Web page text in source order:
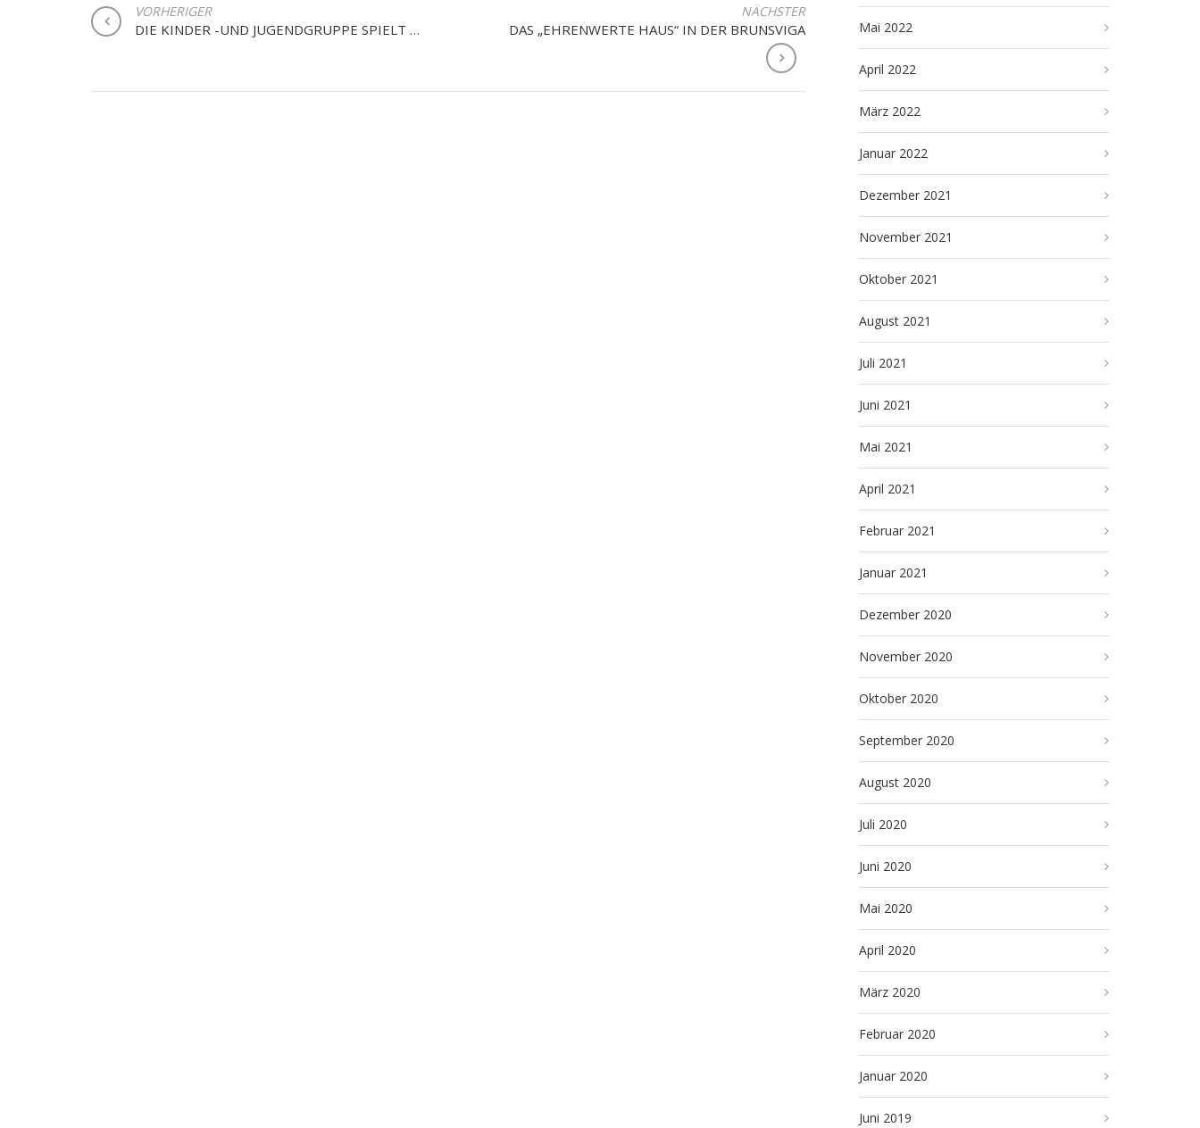
BEITRAGSNAVIGATION
VORHERIGER
DIE KINDER -UND JUGENDGRUPPE SPIELT …
NÄCHSTER
DAS „EHRENWERTE HAUS“ IN DER BRUNSVIGA Mai 2022
April 2022
März 2022
Januar 2022
Dezember 2021
November 2021
Oktober 2021
August 2021
Juli 2021
Juni 2021
Mai 2021
April 2021
Februar 2021
Januar 2021
Dezember 2020
November 2020
Oktober 2020
September 2020
August 2020
Juli 2020
Juni 2020
Mai 2020
April 2020
März 2020
Februar 2020
Januar 2020
Juni 2019